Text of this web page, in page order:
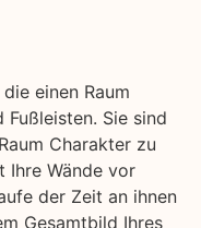
einen Raum
Sie sind
Charakter zu
Ihre Wände vor
der Zeit an ihnen
Gesamtbild Ihres